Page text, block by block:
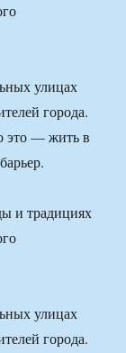
улицах
города.
это — жить в
и традициях
улицах
города.